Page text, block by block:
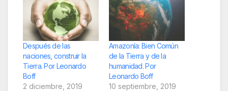
Después de las
naciones, construir la
Tierra. Por Leonardo
Boff
2 diciembre, 2019
Amazonía: Bien Común
de la Tierra y de la
humanidad. Por
Leonardo Boff
10 septiembre, 2019